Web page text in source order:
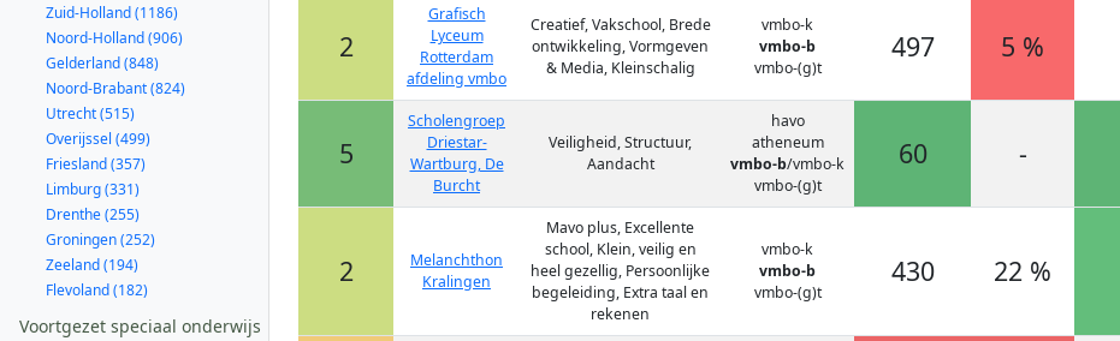
Zuid-Holland (1186)
Noord-Holland (906)
Gelderland (848)
Noord-Brabant (824)
Utrecht (515)
Overijssel (499)
Friesland (357)
Limburg (331)
Drenthe (255)
Groningen (252)
Zeeland (194)
Flevoland (182)
Voortgezet speciaal onderwijs
2
Grafisch
Lyceum
Rotterdam
afdeling vmbo
Creatief, Vakschool, Brede
ontwikkeling, Vormgeven
& Media, Kleinschalig
vmbo-k
vmbo-b
vmbo-(g)t
497 5 %
5
Scholengroep
Driestar-
Wartburg, De
Burcht
Veiligheid, Structuur,
Aandacht
havo
atheneum
vmbo-b/vmbo-k
vmbo-(g)t
60 -
2
Melanchthon
Kralingen
Mavo plus, Excellente
school, Klein, veilig en
heel gezellig, Persoonlijke
begeleiding, Extra taal en
rekenen
vmbo-k
vmbo-b
vmbo-(g)t
430 22 %